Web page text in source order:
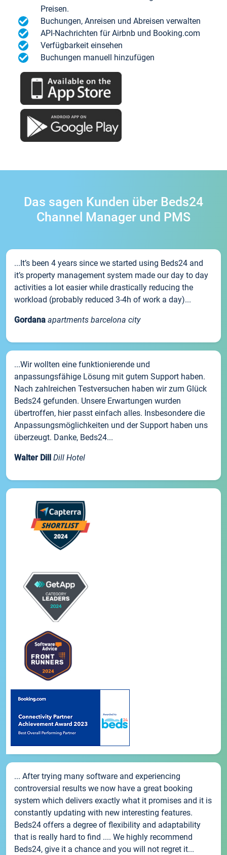
Preisen.
Buchungen, Anreisen und Abreisen verwalten
API-Nachrichten für Airbnb und Booking.com
Verfügbarkeit einsehen
Buchungen manuell hinzufügen
Das sagen Kunden über Beds24
Channel Manager und PMS
...It’s been 4 years since we started using Beds24 and
it’s property management system made our day to day
activities a lot easier while drastically reducing the
workload (probably reduced 3-4h of work a day)...
Gordana apartments barcelona city
...Wir wollten eine funktionierende und
anpassungsfähige Lösung mit gutem Support haben.
Nach zahlreichen Testversuchen haben wir zum Glück
Beds24 gefunden. Unsere Erwartungen wurden
übertroffen, hier passt einfach alles. Insbesondere die
Anpassungsmöglichkeiten und der Support haben uns
überzeugt. Danke, Beds24...
Walter Dill Dill Hotel
... After trying many software and experiencing
controversial results we now have a great booking
system which delivers exactly what it promises and it is
constantly updating with new interesting features.
Beds24 offers a degree of flexibility and adaptability
that is really hard to find .... We highly recommend
Beds24, give it a chance and you will not regret it...